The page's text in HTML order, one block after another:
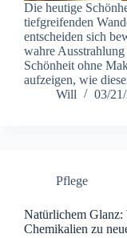
Die heutige
tiefgreifenden
entscheiden sich
wahre
Schönheit ohne
aufzeigen, wie
Will
03/
Pflege
Natürlichem Glanz:
Chemikalien zu